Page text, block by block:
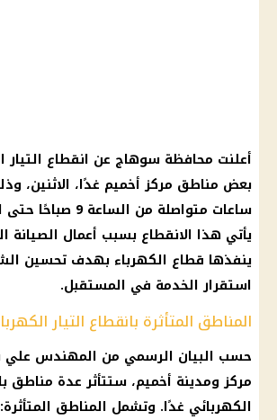
أعلنت محافظة سوهاج عن انقطاع التيار
يأتي هذا الانقطاع بسبب أعمال الصيانة
ينفذها قطاع الكهرباء بهدف تحسين
استقرار الخدمة في المستقبل.
المناطق المتأثرة بانقطاع التيار
حسب البيان الرسمي من المهندس
مركز ومدينة أخميم، ستتأثر عدة مناطق
الكهربائي غدًا. وتشمل المناطق المتأثرة: